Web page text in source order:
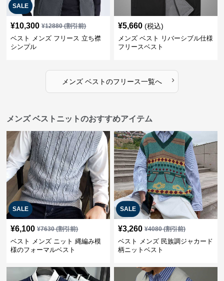
SALE
¥10,300 ¥12880(割引前)
ベスト メンズ フリース 立ち襟
シンプル
¥5,660 (税込)
メンズ ベスト リバーシブル仕様
フリースベスト
メンズ ベストのフリース一覧へ ›
メンズ ベストニットのおすすめアイテム
SALE
¥6,100 ¥7630(割引前)
ベスト メンズ ニット 縄編み模
様のフォーマルベスト
SALE
¥3,260 ¥4080(割引前)
ベスト メンズ 民族調ジャカード
柄ニットベスト